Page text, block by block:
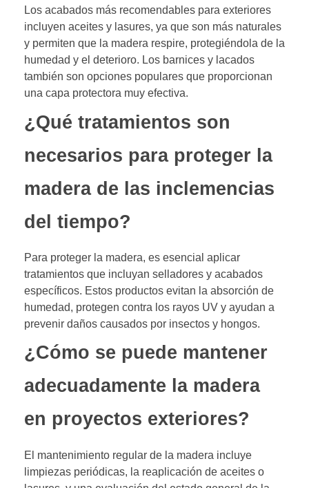
Los acabados más recomendables para exteriores
incluyen aceites y lasures, ya que son más naturales
y permiten que la madera respire, protegiéndola de la
humedad y el deterioro. Los barnices y lacados
también son opciones populares que proporcionan
una capa protectora muy efectiva.
¿Qué tratamientos son
necesarios para proteger la
madera de las inclemencias
del tiempo?
Para proteger la madera, es esencial aplicar
tratamientos que incluyan selladores y acabados
específicos. Estos productos evitan la absorción de
humedad, protegen contra los rayos UV y ayudan a
prevenir daños causados por insectos y hongos.
¿Cómo se puede mantener
adecuadamente la madera
en proyectos exteriores?
El mantenimiento regular de la madera incluye
limpiezas periódicas, la reaplicación de aceites o